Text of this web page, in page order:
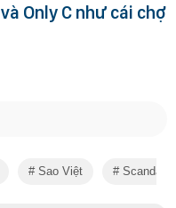
Only C như cái chợ
Sao Việt Scandal